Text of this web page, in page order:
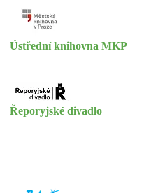
Ústřední knihovna MKP
Řeporyjské divadlo